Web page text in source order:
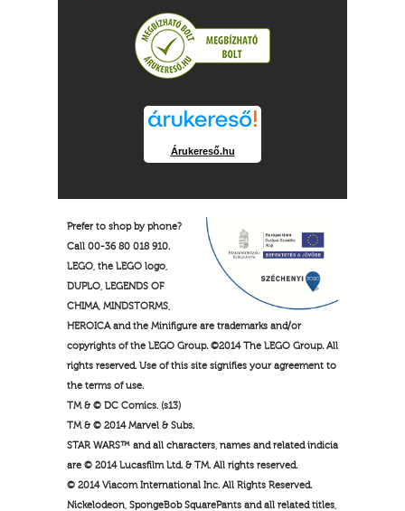
Árukereső.hu
Prefer to shop by phone?
Call 00-36 80 018 910.
LEGO, the LEGO logo,
DUPLO, LEGENDS OF
CHIMA, MINDSTORMS,
HEROICA and the Minifigure are trademarks and/or
copyrights of the LEGO Group. ©2014 The LEGO Group. All
rights reserved. Use of this site signifies your agreement to
the terms of use.
TM & © DC Comics. (s13)
TM & © 2014 Marvel & Subs.
STAR WARS™ and all characters, names and related indicia
are © 2014 Lucasfilm Ltd. & TM. All rights reserved.
© 2014 Viacom International Inc. All Rights Reserved.
Nickelodeon, SpongeBob SquarePants and all related titles,